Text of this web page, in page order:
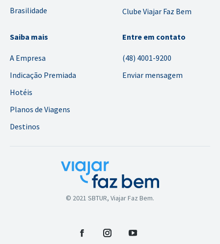
Brasilidade
Clube Viajar Faz Bem
Saiba mais
A Empresa
Indicação Premiada
Hotéis
Planos de Viagens
Destinos
Entre em contato
(48) 4001-9200
Enviar mensagem
© 2021 SBTUR, Viajar Faz Bem.
FacebookInstagramYouTube